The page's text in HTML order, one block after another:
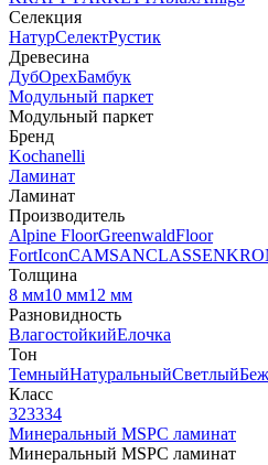
Селекция
НатурСелектРустик
Древесина
ДубОрехБамбук
Модульный паркет
Модульный паркет
Бренд
Kochanelli
Ламинат
Ламинат
Производитель
Alpine FloorGreenwaldFloor
FortIconCAMSANCLASSEN
Толщина
8 мм10 мм12 мм
Разновидность
ВлагостойкийЕлочка
Тон
ТемныйНатуральныйСветлый
Класс
323334
Минеральный MSPC ламинат
Минеральный MSPC ламинат